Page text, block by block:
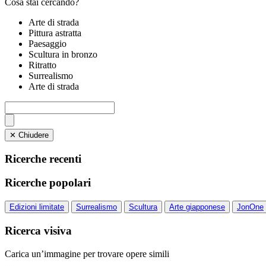
Cosa stai cercando?
Arte di strada
Pittura astratta
Paesaggio
Scultura in bronzo
Ritratto
Surrealismo
Arte di strada
✕ Chiudere
Ricerche recenti
Ricerche popolari
Edizioni limitate Surrealismo Scultura Arte giapponese JonOne
Ricerca visiva
Carica un’immagine per trovare opere simili